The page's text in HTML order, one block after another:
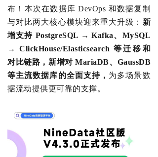
布！ 本次在数据库 DevOps 和数据复制
与对比两大核心模块迎来重大升级： 新
增支持 PostgreSQL → Kafka、MySQL
→ ClickHouse/Elasticsearch 等迁移和
对比链路， 新增对 MariaDB、GaussDB
等主流数据库的全面支持， 为多场景数
据流动提供更可靠的支撑。